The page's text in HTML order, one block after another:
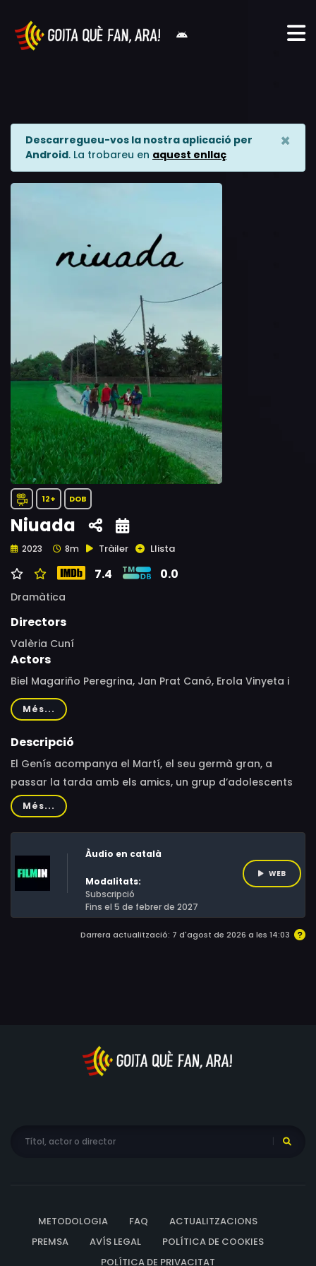
Descarregueu-vos la nostra aplicació per
Android. La trobareu en aquest enllaç
×
12+ DOB
Niuada
2023 8m Tràiler Llista
7.4 0.0
Dramàtica
Directors
Valèria Cuní
Actors
Biel Magariño Peregrina, Jan Prat Canó, Erola Vinyeta i
Ferreira, Marc Bernat Arboix, Roger Franquesa Bové, Sara
Drissi Autet, Erola Vinyeta Ferreira
Més...
Descripció
El Genís acompanya el Martí, el seu germà gran, a
passar la tarda amb els amics, un grup d’adolescents
d’un petit poble d’interior. Després de ser víctimes d’una
gamberrada, el grup d’en Martí surt del poble, preparat
per fer-ne una les seves a una masia propera. Allí
descobreixen una niuada de pollets acabats de néixer,
però les coses es torcen, i en Genís passa a conèixer
una cara diferent del seu germà.
Més...
Àudio en català
Modalitats:
Subscripció
Fins el 5 de febrer de 2027
WEB
Darrera actualització: 7 d'agost de 2026 a les 14:03
METODOLOGIA FAQ
ACTUALITZACIONS
PREMSA
AVÍS LEGAL
POLÍTICA DE COOKIES
POLÍTICA DE PRIVACITAT